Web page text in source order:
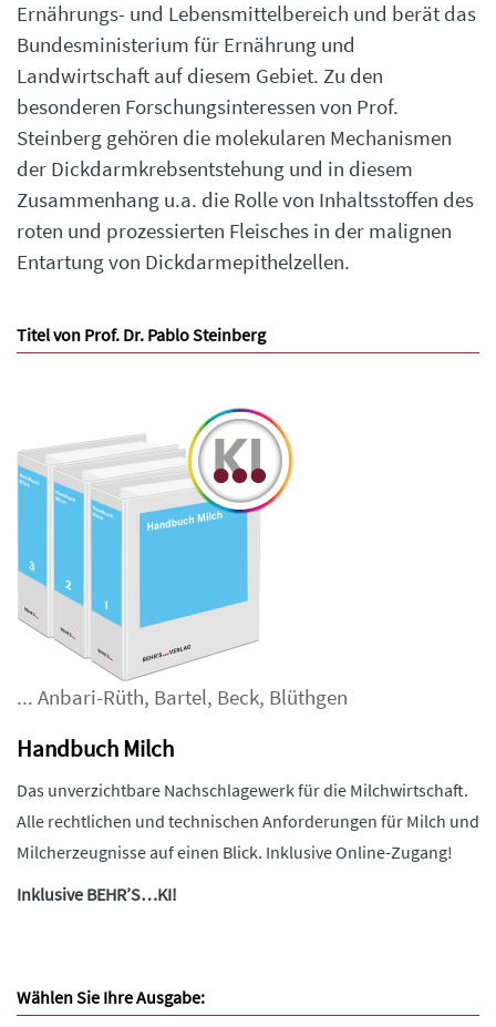
Ernährungs- und Lebensmittelbereich und berät das
Bundesministerium für Ernährung und
Landwirtschaft auf diesem Gebiet. Zu den
besonderen Forschungsinteressen von Prof.
Steinberg gehören die molekularen Mechanismen
der Dickdarmkrebsentstehung und in diesem
Zusammenhang u.a. die Rolle von Inhaltsstoffen des
roten und prozessierten Fleisches in der malignen
Entartung von Dickdarmepithelzellen.
Titel von Prof. Dr. Pablo Steinberg
... Anbari-Rüth, Bartel, Beck, Blüthgen
Handbuch Milch
Das unverzichtbare Nachschlagewerk für die Milchwirtschaft.
Alle rechtlichen und technischen Anforderungen für Milch und
Milcherzeugnisse auf einen Blick. Inklusive Online-Zugang!
Inklusive BEHR’S…KI!
Wählen Sie Ihre Ausgabe: